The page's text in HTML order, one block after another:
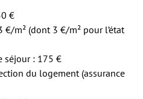
€
m² (dont 3 €/m² pour l’état
séjour : 175 €
du logement (assurance